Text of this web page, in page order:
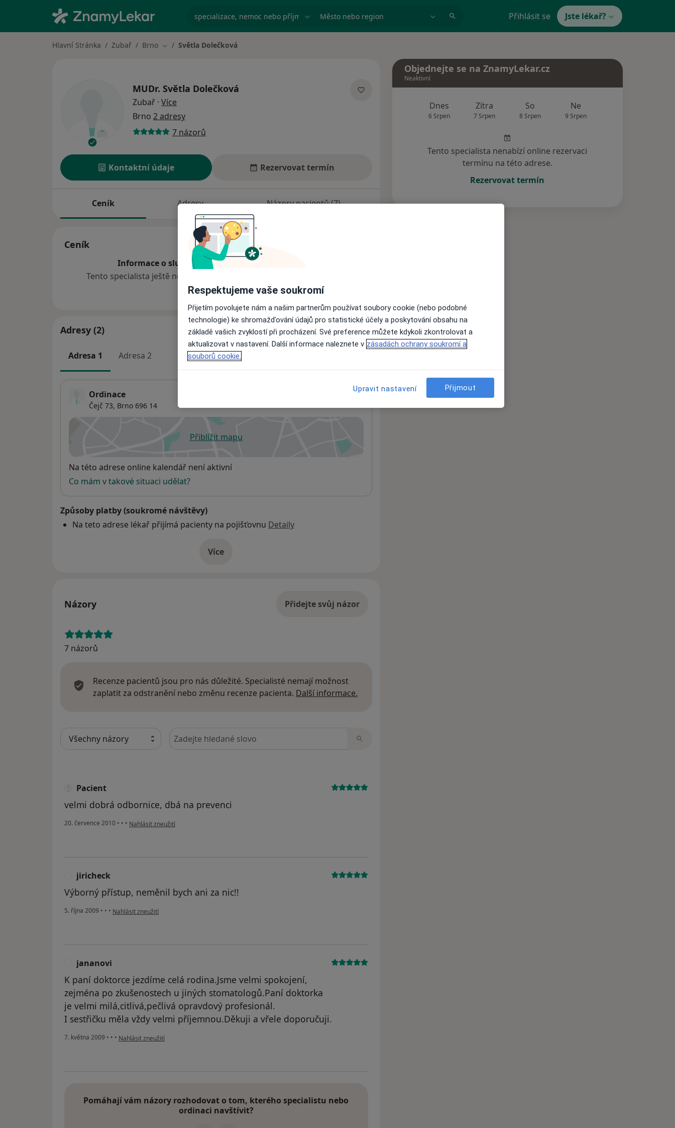
specializace, nemoc nebo příjmení Město nebo region Přihlásit se Jste lékař?
Hlavní Stránka Zubař Brno Změna města
Světla Dolečková
MUDr. Světla Dolečková
Zubař · Více
Brno 2 adresy
7 názorů
Kontaktní údaje Rezervovat termín
Ceník Adresy Názory pacientů (7)
Ceník
Informace o službách a cenách nejsou k dispozici
Tento specialista ještě nepřidával žádné informace o svých službách.
Adresy (2)
Adresa 1 Adresa 2
Ordinace
Čejč 73, Brno 696 14
Přiblížit mapuse otevře v nové záložce
Dostupnost
Na této adrese online kalendář není aktivní
Co mám v takové situaci udělat?
Způsoby platby (soukromé návštěvy)
Na teto adrese lékař přijímá pacienty na pojišťovnu Detaily
Víceo adrese
Názory Přidejte svůj názor
7 názorů
Recenze pacientů jsou pro nás důležité. Specialisté nemají možnost
zaplatit za odstranění nebo změnu recenze pacienta. Další informace.
Hledejte v názorech
Pacient
velmi dobrá odbornice, dbá na prevenci
20. července 2010 • • • podle názoru uživatele Pacient
Nahlásit zneužití
jiricheck
Výborný přístup, neměnil bych ani za nic!!
5. října 2009 • • • podle názoru uživatele jiricheck
Nahlásit zneužití
jananovi
K paní doktorce jezdíme celá rodina.Jsme velmi spokojení,
zejména po zkušenostech u jiných stomatologů.Paní doktorka
je velmi milá,citlivá,pečlivá opravdový profesionál.
I sestřičku měla vždy velmi příjemnou.Děkuji a vřele doporučuji.
7. května 2009 • • • podle názoru uživatele jananovi
Nahlásit zneužití
Pomáhají vám názory rozhodovat o tom, kterého specialistu nebo
ordinaci navštívit?
Objednejte se na ZnamyLekar.cz
Neaktivní
Dnes
6 Srpen
Zítra
7 Srpen
So
8 Srpen
Ne
9 Srpen
Tento specialista nenabízí online rezervaci
termínu na této adrese.
Rezervovat termín
Respektujeme vaše soukromí
Přijetím povolujete nám a našim partnerům používat soubory cookie (nebo podobné
technologie) ke shromažďování údajů pro statistické účely a poskytování obsahu na
základě vašich zvyklostí při procházení. Své preference můžete kdykoli zkontrolovat a
aktualizovat v nastavení. Další informace naleznete v zásadách ochrany soukromí a
souborů cookie.
Upravit nastavení Přijmout